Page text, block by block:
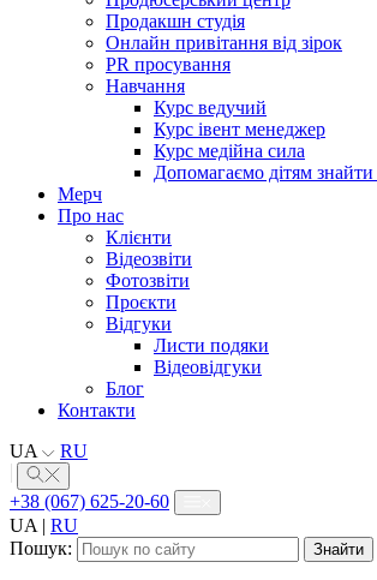
Продакшн студія
Онлайн привітання від зірок
PR просування
Навчання
Курс ведучий
Курс івент менеджер
Курс медійна сила
Допомагаємо дітям знайти
Мерч
Про нас
Клієнти
Відеозвіти
Фотозвіти
Проєкти
Відгуки
Листи подяки
Відеовідгуки
Блог
Контакти
UA
RU
+38 (067) 625-20-60
UA | RU
Пошук: